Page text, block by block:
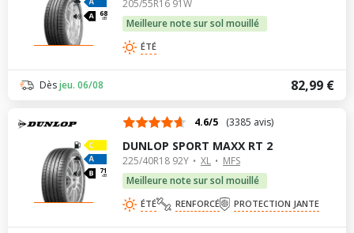
68
dB
205/55R16 91W
Meilleure note sur sol mouillé
ÉTÉ
82,99 €
Dèsjeu. 06/08
71
dB
4.6/5 (3385 avis)
DUNLOP SPORT MAXX RT 2
225/40R18 92Y XL
MFS
Meilleure note sur sol mouillé
ÉTÉ RENFORCÉ PROTECTION JANTE